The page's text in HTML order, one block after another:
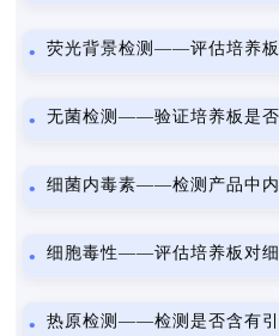
荧光背景检测——评估培养
无菌检测——验证培养板是
细菌内毒素——检测产品中
细胞毒性——评估培养板对
热原检测——检测是否含有